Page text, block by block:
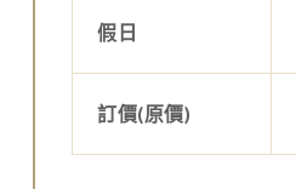
假日
訂價(原價)